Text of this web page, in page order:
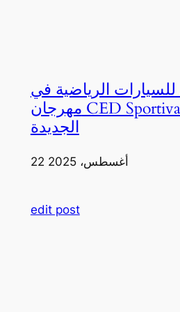
للسيارات الرياضية في
مهرجان CED Sportival بالعلمين
الجديدة
22 أغسطس، 2025
edit post